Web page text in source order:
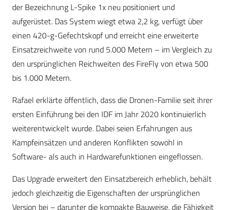
der Bezeichnung L-Spike 1x neu positioniert und
aufgerüstet. Das System wiegt etwa 2,2 kg, verfügt über
einen 420-g-Gefechtskopf und erreicht eine erweiterte
Einsatzreichweite von rund 5.000 Metern – im Vergleich zu
den ursprünglichen Reichweiten des FireFly von etwa 500
bis 1.000 Metern.
Rafael erklärte öffentlich, dass die Dronen-Familie seit ihrer
ersten Einführung bei den IDF im Jahr 2020 kontinuierlich
weiterentwickelt wurde. Dabei seien Erfahrungen aus
Kampfeinsätzen und anderen Konflikten sowohl in
Software- als auch in Hardwarefunktionen eingeflossen.
Das Upgrade erweitert den Einsatzbereich erheblich, behält
jedoch gleichzeitig die Eigenschaften der ursprünglichen
Version bei – darunter die kompakte Bauweise, die Fähigkeit